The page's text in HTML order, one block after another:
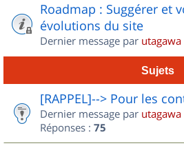
Roadmap : Suggérer et
évolutions du site
Dernier message par utagawa
Sujets
[RAPPEL]--> Pour les
Dernier message par utagawa
Réponses : 75